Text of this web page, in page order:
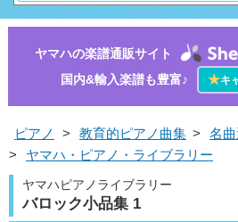
ヤマハの楽譜通販サイト
国内&輸入楽譜も豊富♪
★キ
ピアノ > 教育的ピアノ曲集 >
名
>
ヤマハ・ピアノ・ライブラリー
ヤマハピアノライブラリー
バロック小品集 1